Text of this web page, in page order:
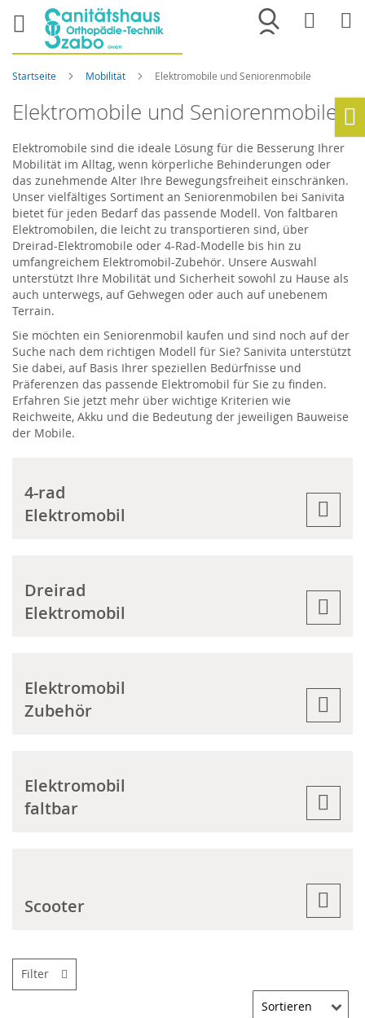
Merkliste
Startseite Mobilität Elektromobile und Seniorenmobile
Elektromobile und Seniorenmobile
Elektromobile sind die ideale Lösung für die Besserung Ihrer
Mobilität im Alltag, wenn körperliche Behinderungen oder
das zunehmende Alter Ihre Bewegungsfreiheit einschränken.
Unser vielfältiges Sortiment an Seniorenmobilen bei Sanivita
bietet für jeden Bedarf das passende Modell. Von faltbaren
Elektromobilen, die leicht zu transportieren sind, über
Dreirad-Elektromobile oder 4-Rad-Modelle bis hin zu
umfangreichem Elektromobil-Zubehör. Unsere Auswahl
unterstützt Ihre Mobilität und Sicherheit sowohl zu Hause als
auch unterwegs, auf Gehwegen oder auch auf unebenem
Terrain.
Sie möchten ein Seniorenmobil kaufen und sind noch auf der
Suche nach dem richtigen Modell für Sie? Sanivita unterstützt
Sie dabei, auf Basis Ihrer speziellen Bedürfnisse und
Präferenzen das passende Elektromobil für Sie zu finden.
Erfahren Sie jetzt mehr über wichtige Kriterien wie
Reichweite, Akku und die Bedeutung der jeweiligen Bauweise
der Mobile.
4-rad
Elektromobil
Dreirad
Elektromobil
Elektromobil
Zubehör
Elektromobil
faltbar
Scooter
Filter